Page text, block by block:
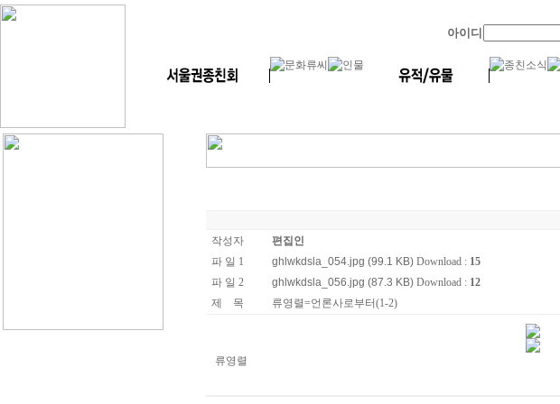
아이디
작성자
편집인
파 일 1
ghlwkdsla_054.jpg (99.1 KB) Download : 15
파 일 2
ghlwkdsla_056.jpg (87.3 KB) Download : 12
제 목
류영렬=언론사로부터(1-2)
류영렬